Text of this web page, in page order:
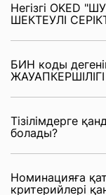
Негізгі OKED
ШЕКТЕУЛІ
БИН коды
Тізілімдерге
болады?
Номинацияға
критерийлері